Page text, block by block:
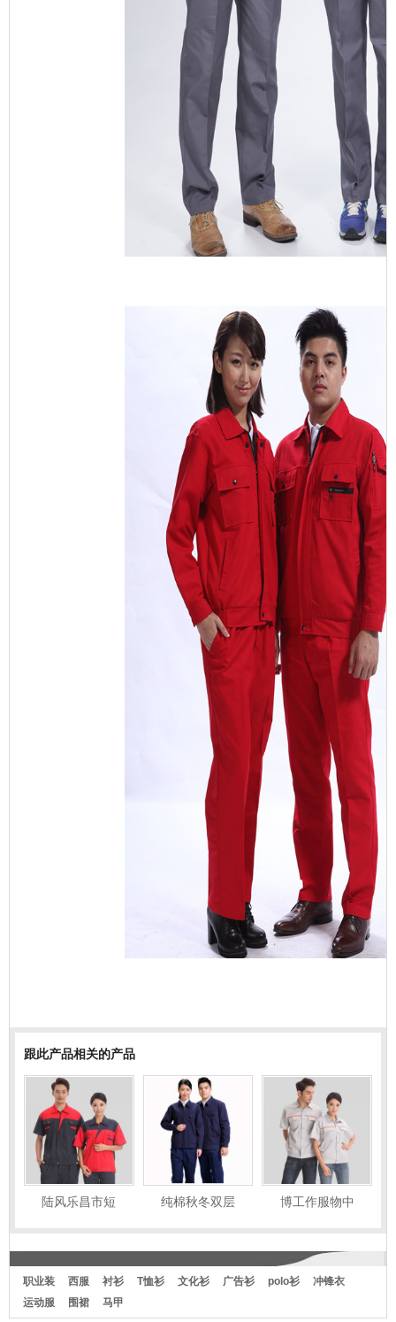
跟此产品相关的产品
陆风乐昌市短 纯棉秋冬双层 博工作服物中
职业装 西服 衬衫 T恤衫 文化衫 广告衫 polo衫
冲锋衣
运动服
围裙 马甲